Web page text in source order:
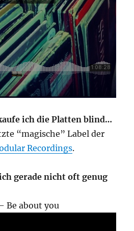
ich die Platten blind…
“magische” Label der
Recordings.
gerade nicht oft genug
Be about you